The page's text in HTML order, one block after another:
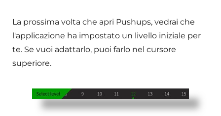
La prossima volta che apri Pushups, vedrai che
l'applicazione ha impostato un livello iniziale per
te. Se vuoi adattarlo, puoi farlo nel cursore
superiore.